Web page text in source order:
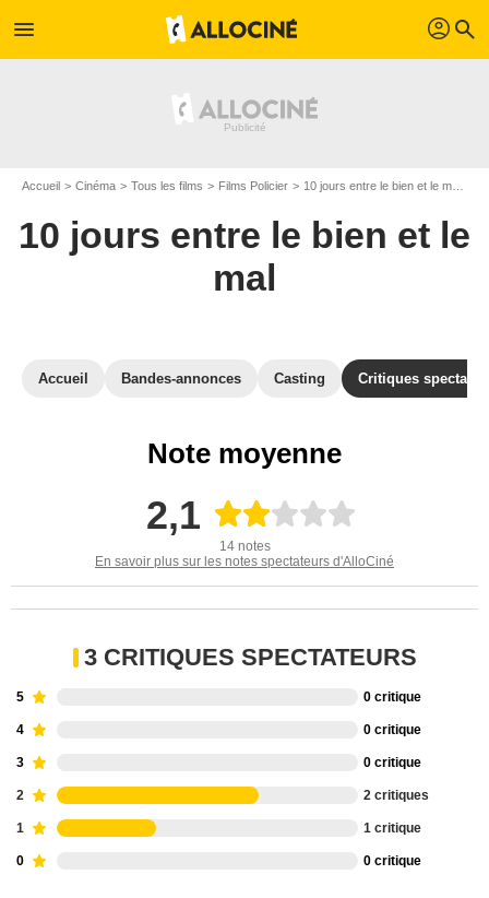
menu profil search
Accueil Cinéma Tous les films Films Policier 10 jours entre le bien et le mal
10 jours entre le bien et le
mal
Accueil Bandes-annonces Casting Critiques
Note moyenne
2,1
14 notes
En savoir plus sur les notes spectateurs d'AlloCiné
3 CRITIQUES SPECTATEURS
5 0 critique
4 0 critique
3 0 critique
2 2 critiques
1 1 critique
0 0 critique